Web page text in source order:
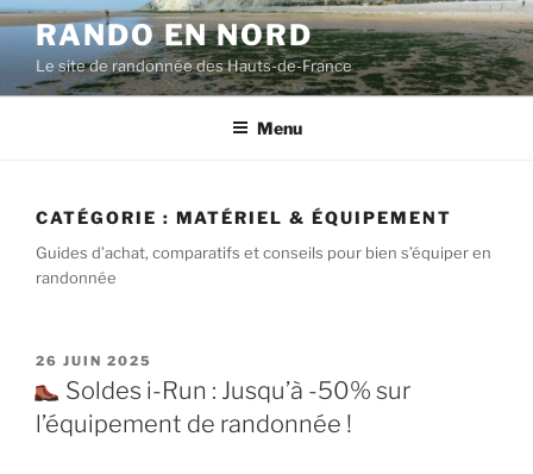
RANDO EN NORD
Le site de randonnée des Hauts-de-France
Menu
CATÉGORIE : MATÉRIEL & ÉQUIPEMENT
Guides d’achat, comparatifs et conseils pour bien s’équiper en
randonnée
26 JUIN 2025
Soldes i-Run : Jusqu’à -50% sur
l’équipement de randonnée !